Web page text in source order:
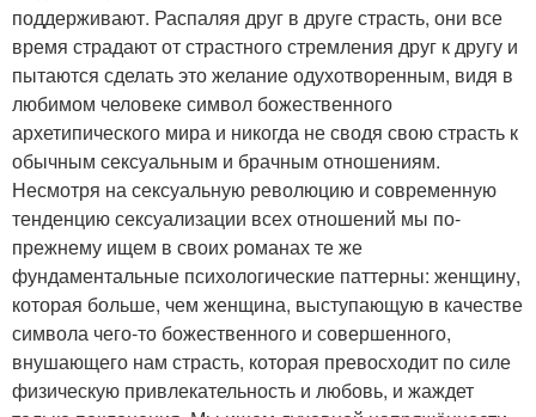
поддерживают. Распаляя друг в друге страсть, они все
время страдают от страстного стремления друг к другу и
пытаются сделать это желание одухотворенным, видя в
любимом человеке символ божественного
архетипического мира и никогда не сводя свою страсть к
обычным сексуальным и брачным отношениям.
Несмотря на сексуальную революцию и современную
тенденцию сексуализации всех отношений мы по-
прежнему ищем в своих романах те же
фундаментальные психологические паттерны: женщину,
которая больше, чем женщина, выступающую в качестве
символа чего-то божественного и совершенного,
внушающего нам страсть, которая превосходит по силе
физическую привлекательность и любовь, и жаждет